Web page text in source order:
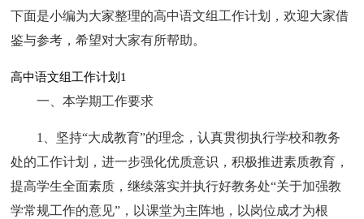
下面是小编为大家整理的高中语文组工作计划，欢迎大家借
鉴与参考，希望对大家有所帮助。
高中语文组工作计划1
一、本学期工作要求
1、坚持“大成教育”的理念，认真贯彻执行学校和教务
处的工作计划，进一步强化优质意识，积极推进素质教育，
提高学生全面素质，继续落实并执行好教务处“关于加强教
学常规工作的意见”，以课堂为主阵地，以岗位成才为根